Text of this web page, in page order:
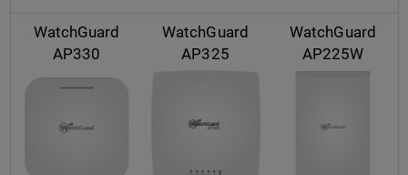
WatchGuard
AP330
WatchGuard
AP325
WatchGuard
AP225W